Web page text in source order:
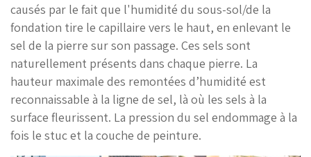
causés par le fait que l'humidité du sous-sol/de la
fondation tire le capillaire vers le haut, en enlevant le
sel de la pierre sur son passage. Ces sels sont
naturellement présents dans chaque pierre. La
hauteur maximale des remontées d’humidité est
reconnaissable à la ligne de sel, là où les sels à la
surface fleurissent. La pression du sel endommage à la
fois le stuc et la couche de peinture.